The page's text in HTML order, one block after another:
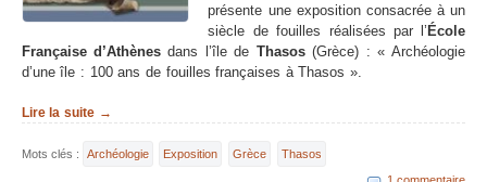
présente une exposition consacrée à un
siècle de fouilles réalisées par l’ École
Française d’Athènes dans l’île de Thasos(Grèce) : « Archéologie
d’une île : 100 ans de fouilles françaises à Thasos ».
Lire la suite →
Mots clés : Archéologie Exposition Grèce
Thasos